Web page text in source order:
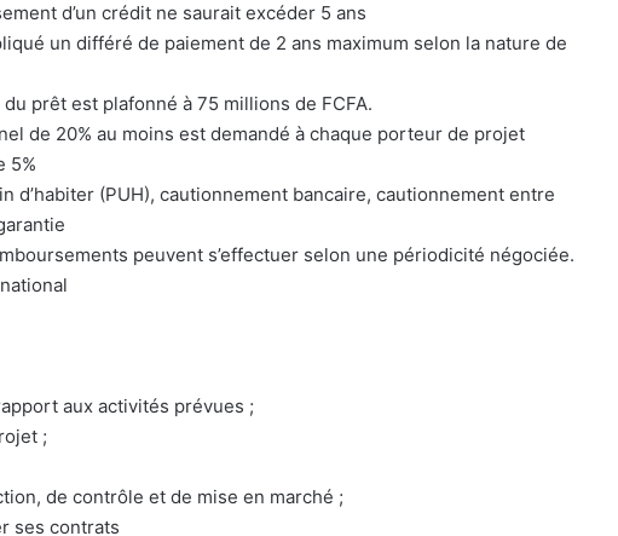
d’un crédit ne saurait excéder 5 ans
un différé de paiement de 2 ans maximum selon la nature de
prêt est plafonné à 75 millions de FCFA.
de 20% au moins est demandé à chaque porteur de projet
5%
d’habiter (PUH), cautionnement bancaire, cautionnement entre
peuvent s’effectuer selon une périodicité négociée.
aux activités prévues ;
;
de contrôle et de mise en marché ;
ses contrats